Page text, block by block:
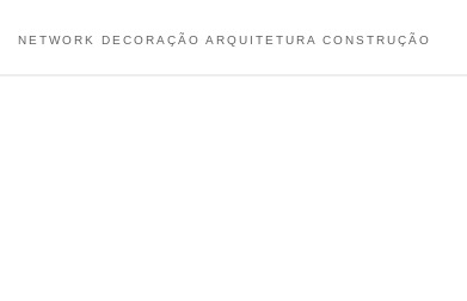
NETWORK DECORAÇÃO ARQUITETURA CONSTRUÇÃO